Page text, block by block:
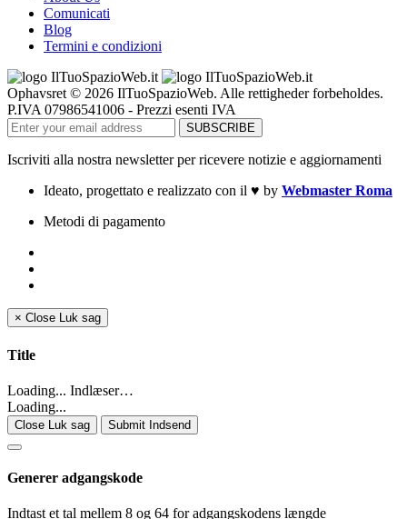
Comunicati
Blog
Termini e condizioni
Ophavsret © 2026 IlTuoSpazioWeb. Alle rettigheder forbeholdes.
P.IVA 07986541006 - Prezzi esenti IVA
Iscriviti alla nostra newsletter per ricevere notizie e aggiornamenti
Ideato, progettato e realizzato con il ♥ by Webmaster Roma
Metodi di pagamento
× Close Luk sag
Title
Loading... Indlæser…
Loading...
Close Luk sag Submit Indsend
Generer adgangskode
Indtast et tal mellem 8 og 64 for adgangskodens længde